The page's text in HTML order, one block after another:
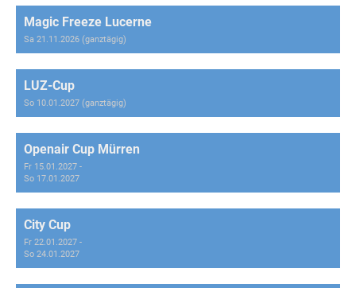
Magic Freeze Lucerne
Sa 21.11.2026 (ganztägig)
LUZ-Cup
So 10.01.2027 (ganztägig)
Openair Cup Mürren
Fr 15.01.2027 -
So 17.01.2027
City Cup
Fr 22.01.2027 -
So 24.01.2027